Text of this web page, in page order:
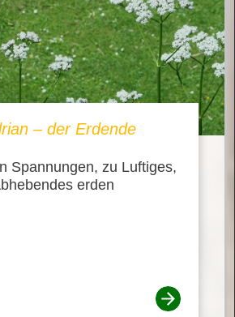
– der Erdende
Spannungen, zu Luftiges,
erden